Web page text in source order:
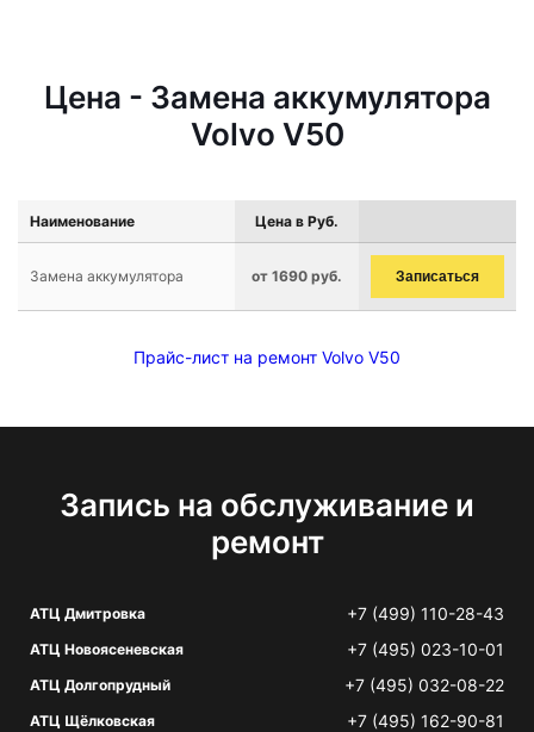
Цена - Замена аккумулятора
Volvo V50
Наименование Цена в Руб.
Замена аккумулятора от 1690 руб. Записаться
Прайс-лист на ремонт Volvo V50
Запись на обслуживание и
ремонт
АТЦ Дмитровка +7 (499) 110-28-43
АТЦ Новоясеневская +7 (495) 023-10-01
АТЦ Долгопрудный +7 (495) 032-08-22
АТЦ Щёлковская +7 (495) 162-90-81